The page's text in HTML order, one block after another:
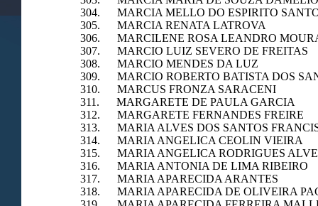
304. MARCIA MELLO DO ESPIRITO
305. MARCIA RENATA LATROVA
306. MARCILENE ROSA LEANDRO
307. MARCIO LUIZ SEVERO DE FREITAS
308. MARCIO MENDES DA LUZ
309. MARCIO ROBERTO BATISTA DOS
310. MARCUS FRONZA SARACENI
311. MARGARETE DE PAULA GARCIA
312. MARGARETE FERNANDES FREIRE
313. MARIA ALVES DOS SANTOS
314. MARIA ANGELICA CEOLIN VIEIRA
315. MARIA ANGELICA RODRIGUES
316. MARIA ANTONIA DE LIMA RIBEIRO
317. MARIA APARECIDA ARANTES
318. MARIA APARECIDA DE OLIVEIRA